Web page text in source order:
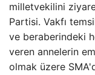
milletvekilini
Partisi. Vakfı
ve beraberindeki
veren annelerin
olmak üzere